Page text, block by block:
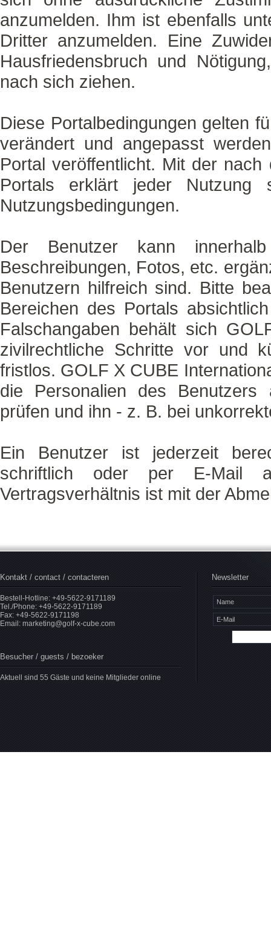
anzumelden. Ihm ist ebenfalls
Dritter anzumelden. Eine
Hausfriedensbruch und
nach sich ziehen.
Diese Portalbedingungen gelten
verändert und angepasst
Portal veröffentlicht. Mit der
Portals erklärt jeder Nutzung
Nutzungsbedingungen.
Der Benutzer kann
Beschreibungen, Fotos, etc.
Benutzern hilfreich sind. Bitte
Bereichen des Portals
Falschangaben behält sich
zivilrechtliche Schritte vor und
fristlos. GOLF X CUBE
die Personalien des Benutzers
prüfen und ihn - z. B. bei
Ein Benutzer ist jederzeit
schriftlich oder per E-Mail
Vertragsverhältnis ist mit der
Kontakt / contact / contacteren
Bestell-Hotline: +49-5622-9171189
Tel./Phone: +49-5622-9171189
Fax: +49-5622-9171198
Email: marketing@golf-x-cube.com
Besucher / guests / bezoeker
Aktuell sind 55 Gäste und keine Mitglieder online
Newsletter